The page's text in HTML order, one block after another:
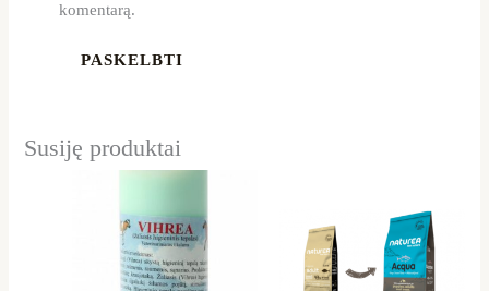
komentarą.
Susiję produktai
17,50 €
through
35,49 €
product
multiple